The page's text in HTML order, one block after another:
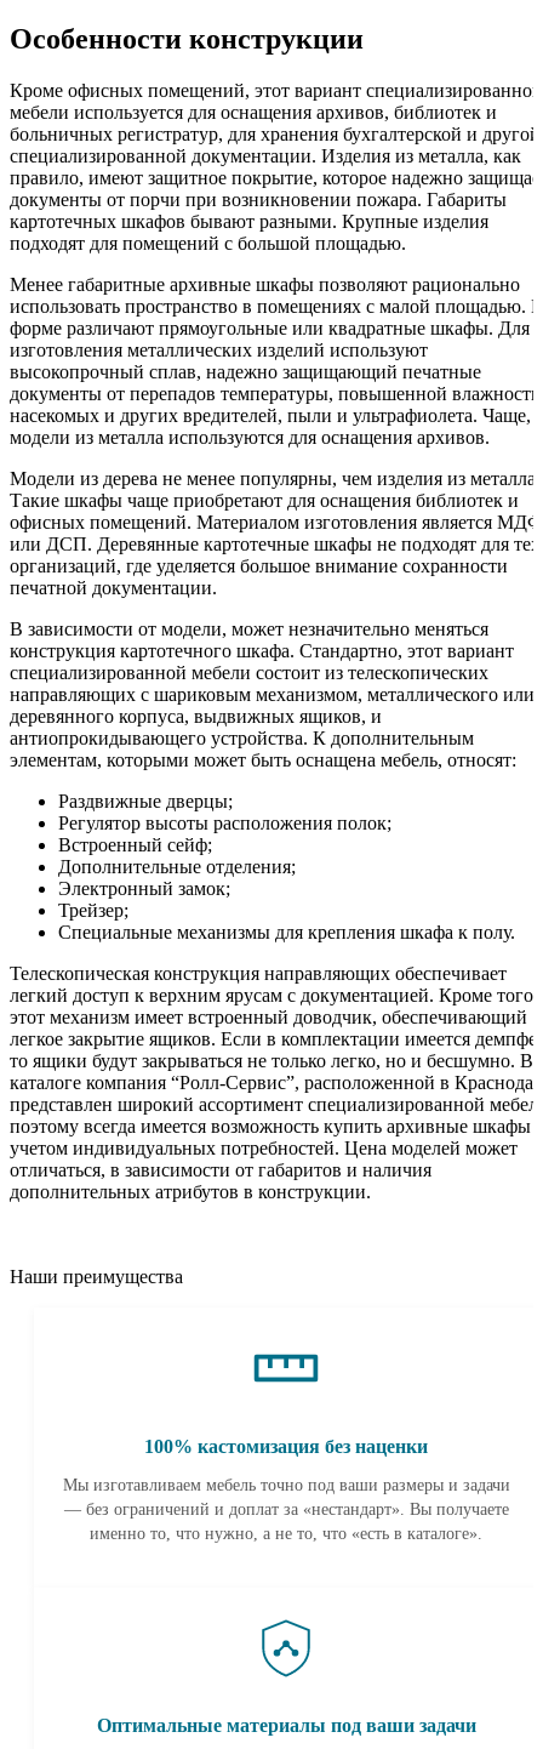
Особенности конструкции
Кроме офисных помещений, этот вариант специализированной
мебели используется для оснащения архивов, библиотек и
больничных регистратур, для хранения бухгалтерской и другой
специализированной документации. Изделия из металла, как
правило, имеют защитное покрытие, которое надежно
документы от порчи при возникновении пожара. Габариты
картотечных шкафов бывают разными. Крупные изделия
подходят для помещений с большой площадью.
Менее габаритные архивные шкафы позволяют рационально
использовать пространство в помещениях с малой площадью.
форме различают прямоугольные или квадратные шкафы. Для
изготовления металлических изделий используют
высокопрочный сплав, надежно защищающий печатные
документы от перепадов температуры, повышенной
насекомых и других вредителей, пыли и ультрафиолета. Чаще,
модели из металла используются для оснащения архивов.
Модели из дерева не менее популярны, чем изделия из металла.
Такие шкафы чаще приобретают для оснащения библиотек и
офисных помещений. Материалом изготовления является МДФ
или ДСП. Деревянные картотечные шкафы не подходят для тех
организаций, где уделяется большое внимание сохранности
печатной документации.
В зависимости от модели, может незначительно меняться
конструкция картотечного шкафа. Стандартно, этот вариант
специализированной мебели состоит из телескопических
направляющих с шариковым механизмом, металлического или
деревянного корпуса, выдвижных ящиков, и
антиопрокидывающего устройства. К дополнительным
элементам, которыми может быть оснащена мебель, относят:
Раздвижные дверцы;
Регулятор высоты расположения полок;
Встроенный сейф;
Дополнительные отделения;
Электронный замок;
Трейзер;
Специальные механизмы для крепления шкафа к полу.
Телескопическая конструкция направляющих обеспечивает
легкий доступ к верхним ярусам с документацией. Кроме того,
этот механизм имеет встроенный доводчик, обеспечивающий
легкое закрытие ящиков. Если в комплектации имеется
то ящики будут закрываться не только легко, но и бесшумно. В
каталоге компания “Ролл-Сервис”, расположенной в
представлен широкий ассортимент специализированной
поэтому всегда имеется возможность купить архивные шкафы с
учетом индивидуальных потребностей. Цена моделей может
отличаться, в зависимости от габаритов и наличия
дополнительных атрибутов в конструкции.
Наши преимущества
100% кастомизация без наценки
Мы изготавливаем мебель точно под ваши размеры и задачи
— без ограничений и доплат за «нестандарт». Вы получаете
именно то, что нужно, а не то, что «есть в каталоге».
Оптимальные материалы под ваши задачи